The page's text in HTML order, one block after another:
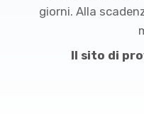
giorni. Alla
Il sito di